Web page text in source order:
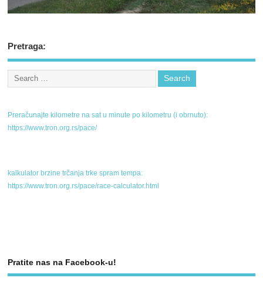
Pretraga:
Preračunajte kilometre na sat u minute po kilometru (i obrnuto):
https://www.tron.org.rs/pace/
kalkulator brzine trčanja trke spram tempa:
https://www.tron.org.rs/pace/race-calculator.html
Pratite nas na Facebook-u!